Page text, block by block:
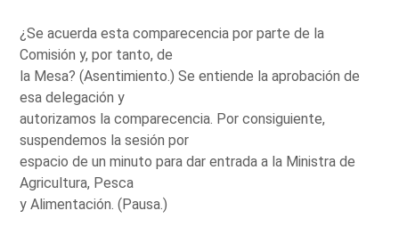
¿Se acuerda esta comparecencia por parte de la
Comisión y, por tanto, de
la Mesa? (Asentimiento.) Se entiende la aprobación de
esa delegación y
autorizamos la comparecencia. Por consiguiente,
suspendemos la sesión por
espacio de un minuto para dar entrada a la Ministra de
Agricultura, Pesca
y Alimentación. (Pausa.)